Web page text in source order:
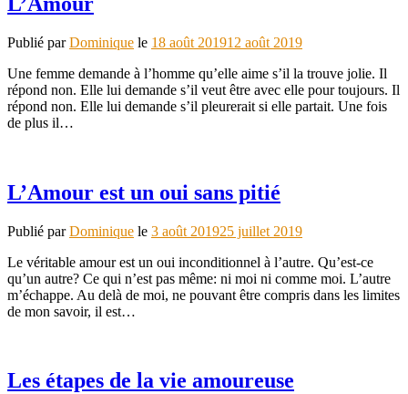
Publié parDominique le 18 août 201912 août 2019
Une femme demande à l’homme qu’elle aime s’il la trouve jolie. Il
répond non. Elle lui demande s’il veut être avec elle pour toujours. Il
répond non. Elle lui demande s’il pleurerait si elle partait. Une fois
de plus il…
L’Amour est un oui sans pitié
Publié parDominique le 3 août 201925 juillet 2019
Le véritable amour est un oui inconditionnel à l’autre. Qu’est-ce
qu’un autre? Ce qui n’est pas même: ni moi ni comme moi. L’autre
m’échappe. Au delà de moi, ne pouvant être compris dans les limites
de mon savoir, il est…
Les étapes de la vie amoureuse